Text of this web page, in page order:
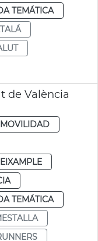
TEMÁTICA
de València
MOVILIDAD
EIXAMPLE
TEMÁTICA